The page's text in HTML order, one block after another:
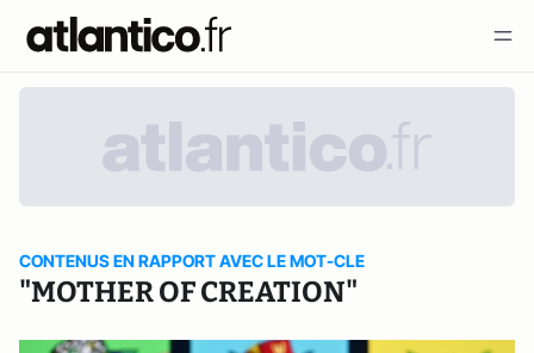
CONTENUS EN RAPPORT AVEC LE MOT-CLE
"MOTHER OF CREATION"